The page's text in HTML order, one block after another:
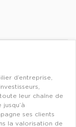
d’entreprise,
leur chaîne de
ses clients
la valorisation de